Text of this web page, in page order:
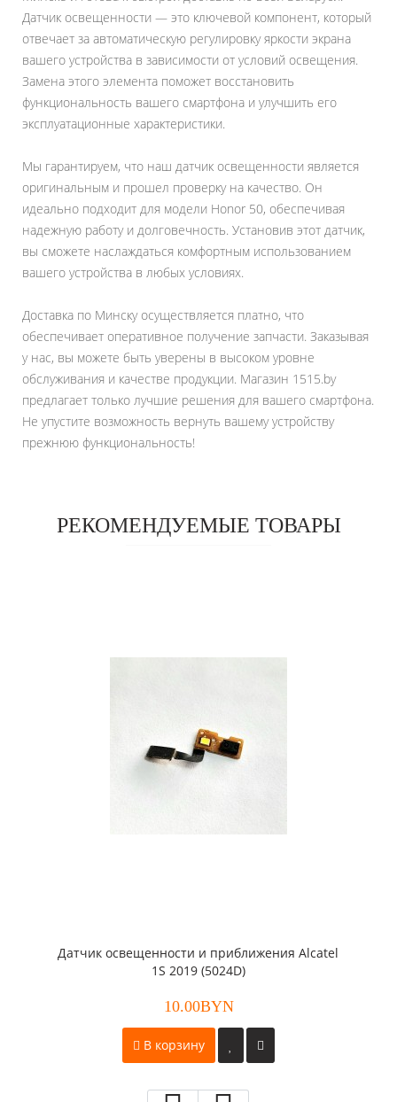
Датчик освещенности — это ключевой компонент, который
отвечает за автоматическую регулировку яркости экрана
вашего устройства в зависимости от условий освещения.
Замена этого элемента поможет восстановить
функциональность вашего смартфона и улучшить его
эксплуатационные характеристики.
Мы гарантируем, что наш датчик освещенности является
оригинальным и прошел проверку на качество. Он
идеально подходит для модели Honor 50, обеспечивая
надежную работу и долговечность. Установив этот датчик,
вы сможете наслаждаться комфортным использованием
вашего устройства в любых условиях.
Доставка по Минску осуществляется платно, что
обеспечивает оперативное получение запчасти. Заказывая
у нас, вы можете быть уверены в высоком уровне
обслуживания и качестве продукции. Магазин 1515.by
предлагает только лучшие решения для вашего смартфона.
Не упустите возможность вернуть вашему устройству
прежнюю функциональность!
РЕКОМЕНДУЕМЫЕ ТОВАРЫ
Датчик освещенности и приближения Alcatel
1S 2019 (5024D)
10.00BYN
В корзину